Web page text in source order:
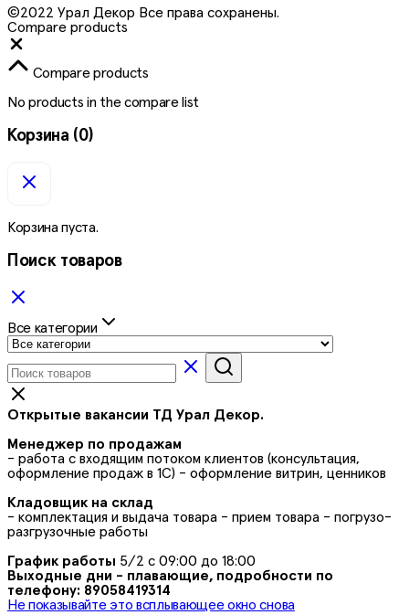
©2022 Урал Декор Все права сохранены.
Compare products
Compare products
No products in the compare list
Корзина (0)
Корзина пуста.
Поиск товаров
Все категории
Открытые вакансии ТД Урал Декор.
Менеджер по продажам
- работа с входящим потоком клиентов (консультация,
оформление продаж в 1С) - оформление витрин, ценников
Кладовщик на склад
- комплектация и выдача товара - прием товара - погрузо-
разгрузочные работы
График работы 5/2 с 09:00 до 18:00
Выходные дни - плавающие, подробности по
телефону: 89058419314
Не показывайте это всплывающее окно снова